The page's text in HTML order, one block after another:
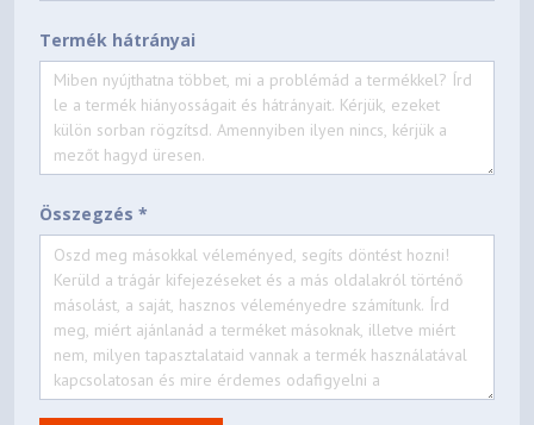
Termék hátrányai
Összegzés *